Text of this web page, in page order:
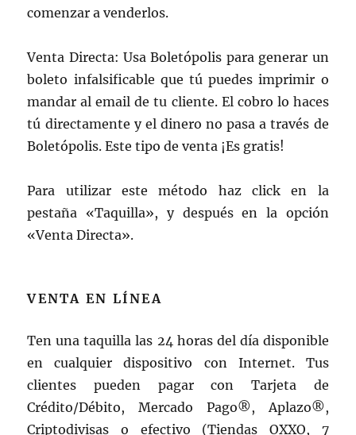
comenzar a venderlos.
Venta Directa: Usa Boletópolis para generar un
boleto infalsificable que tú puedes imprimir o
mandar al email de tu cliente. El cobro lo haces
tú directamente y el dinero no pasa a través de
Boletópolis. Este tipo de venta ¡Es gratis!
Para utilizar este método haz click en la
pestaña «Taquilla», y después en la opción
«Venta Directa».
VENTA EN LÍNEA
Ten una taquilla las 24 horas del día disponible
en cualquier dispositivo con Internet. Tus
clientes pueden pagar con Tarjeta de
Crédito/Débito, Mercado Pago®, Aplazo®,
Criptodivisas o efectivo (Tiendas OXXO, 7